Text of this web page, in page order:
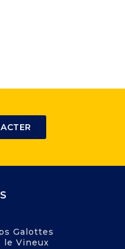
Galottes
le Vineux